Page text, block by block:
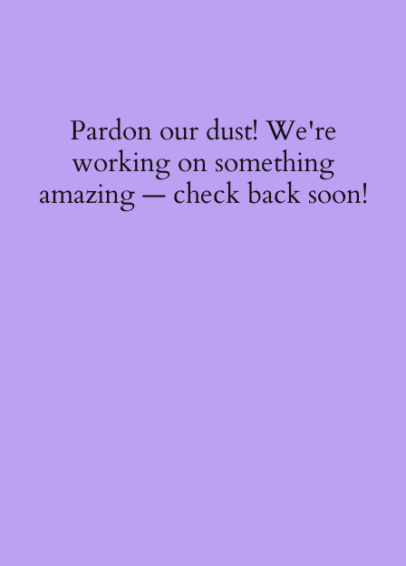
Pardon our dust! We're
working on something
amazing — check back soon!